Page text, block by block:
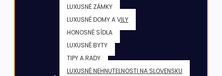
LUXUSNÉ ZÁMKY
LUXUSNÉ DOMY A VILY
HONOSNÉ SÍDLA
LUXUSNÉ BYTY
TIPY A RADY
LUXUSNÉ NEHNUTELNOSTI NA SLOVENSKU